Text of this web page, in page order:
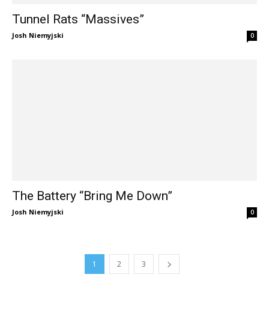
Tunnel Rats “Massives”
Josh Niemyjski 0
The Battery “Bring Me Down”
Josh Niemyjski 0
1 2 3